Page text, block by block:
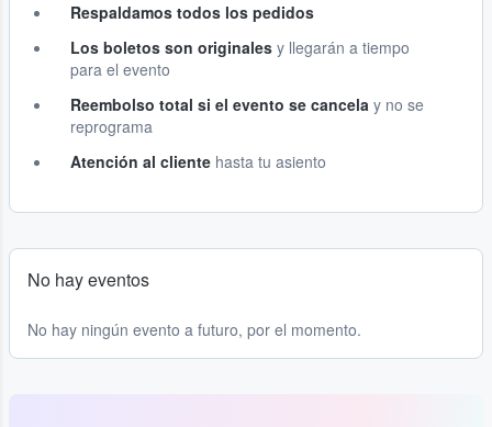
Respaldamos todos los pedidos
Los boletos son originales y llegarán a tiempo
para el evento
Reembolso total si el evento se cancela y no se
reprograma
Atención al cliente hasta tu asiento
No hay eventos
No hay ningún evento a futuro, por el momento.